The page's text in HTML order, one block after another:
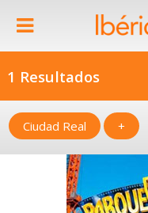
1 Resultados
Ciudad Real +